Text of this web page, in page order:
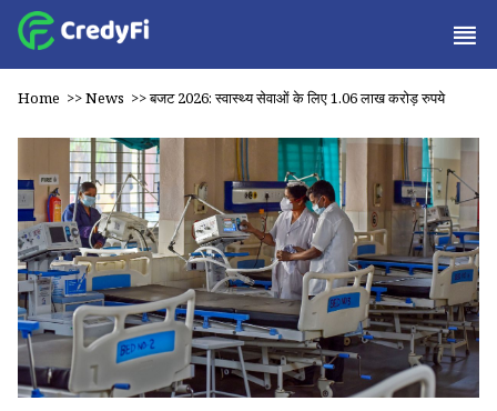
Home >>News >>बजट 2026: स्वास्थ्य सेवाओं के लिए 1.06 लाख करोड़ रुपये